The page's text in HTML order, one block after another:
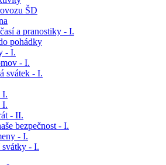
ŠD
a pranostiky - I.
pohádky
- I.
- I.
svátek - I.
I.
I.
- II.
bezpečnost - I.
- I.
- I.